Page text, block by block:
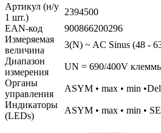
Артикул (н/у
1 шт.)
2394500
EAN-код
900866200296
Измеряемая
величина
3(N) ~ AC Sinus (48 -
Диапазон
измерения
UN = 690/400V
Органы
управления
ASYM • max • min
Индикаторы
(LEDs)
ASYM • max • min •